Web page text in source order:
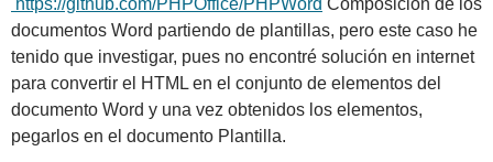
https://github.com/PHPOffice/PHPWord Composición de los
documentos Word partiendo de plantillas, pero este caso he
tenido que investigar, pues no encontré solución en internet
para convertir el HTML en el conjunto de elementos del
documento Word y una vez obtenidos los elementos,
pegarlos en el documento Plantilla.